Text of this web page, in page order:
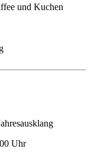
und Kuchen
Uhr